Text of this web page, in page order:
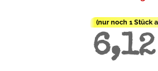
(nur noch 1 Stück